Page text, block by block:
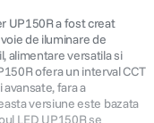
UP150R a fost creat
de iluminare de
alimentare versatila si
ofera un interval CCT
fara a
versiune este bazata
LED UP150R se